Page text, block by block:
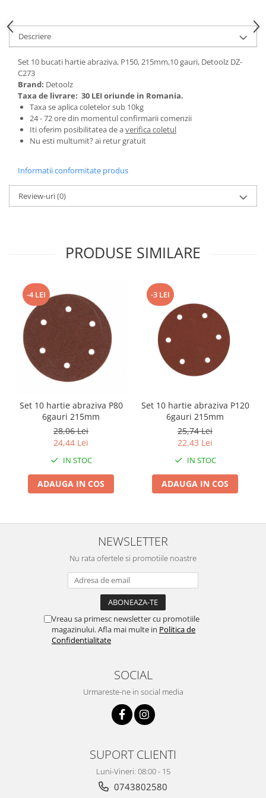
Zootehnie
Incubatoare, oparitoare si
deplumatoare
Echipamente pentru animale
Aparate de tuns animale
Piese si accesorii aparate de tuns
animale
Tarcuri animale
Semanatori
Roabe & accesorii
Casute gradina si cutii depozitare
Teascuri
Zdrobitoare electrice
Zdrobitoare electrice & manuale
Zdrobitoare manuale
Masini de cusut si accesorii
Articole antidaunatori gradina
Suflante si aspiratoare exterior
Unelte altoit
Folie si plase pt plante
Masini batut stalpi
Pentru Casa si Camping
Aragaze, plite, piese butelii de
Accesorii aragaze & butelii
Pirostrii si accesorii pentru gatit
Plite & aragaze
Prelungitoare & cabluri electrice
Lumina de crestere pentru plante
Descriere
Set 10 bucati hartie abraziva, P150, 215mm,10 gauri, Detoolz DZ-
C273
Brand: Detoolz
Taxa de livrare: 30 LEI oriunde in Romania.
Taxa se aplica coletelor sub 10kg
24 - 72 ore din momentul confirmarii comenzii
Iti oferim posibilitatea de averifica coletul
Nu esti multumit? ai retur gratuit
Informatii conformitate produs
Review-uri(0)
PRODUSE SIMILARE
-4 LEI
Set 10 hartie abraziva P80
6gauri 215mm
28,06 Lei
24,44 Lei
IN STOC
ADAUGA IN COS
-3 LEI
Set 10 hartie abraziva P120
6gauri 215mm
25,74 Lei
22,43 Lei
IN STOC
ADAUGA IN COS
NEWSLETTER
Nu rata ofertele si promotiile noastre
Vreau sa primesc newsletter cu promotiile
magazinului. Afla mai multe in Politica de
Confidentialitate
SOCIAL
Urmareste-ne in social media
SUPORT CLIENTI
Luni-Vineri: 08:00 - 15
0743802580